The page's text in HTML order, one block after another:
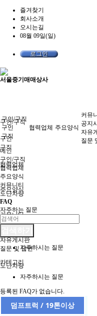
즐겨찾기
회사소개
오시는길
08월 09일(일)
로그인
서울중기매매상사
구인/구직
구인
구직
협력업체
주요양식
커뮤니티
자유게시판
질문 및 답변
도난차량
구인/구직
구인
구직
협력업체 주요양식
커뮤
공지
자유
질문
메인
구인/구직
협력업체
주요양식
커뮤니티
도난차량
FAQ
자주하는 질문
자주하시는 질문
카테고리
자주하시는 질문
등록된 FAQ가 없습니다.
덤프트럭 / 19톤이상